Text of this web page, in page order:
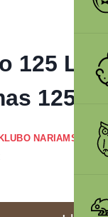
125
125l
NARIAMS